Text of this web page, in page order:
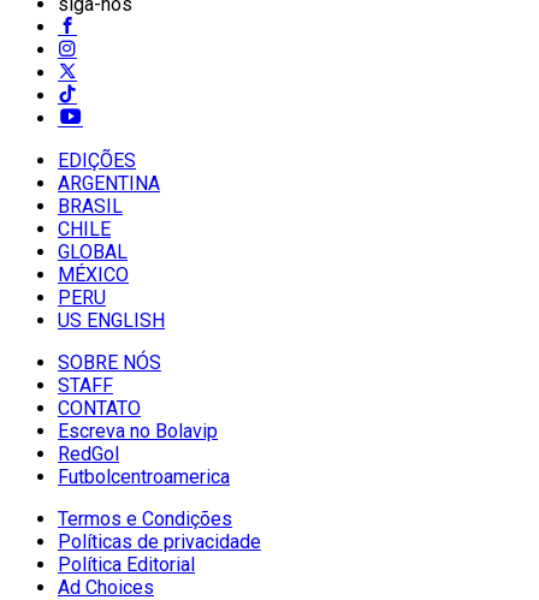
EDIÇÕES
ARGENTINA
BRASIL
CHILE
GLOBAL
MÉXICO
PERU
US ENGLISH
SOBRE NÓS
STAFF
CONTATO
Escreva no Bolavip
RedGol
Futbolcentroamerica
Termos e Condições
Políticas de privacidade
Política Editorial
Ad Choices